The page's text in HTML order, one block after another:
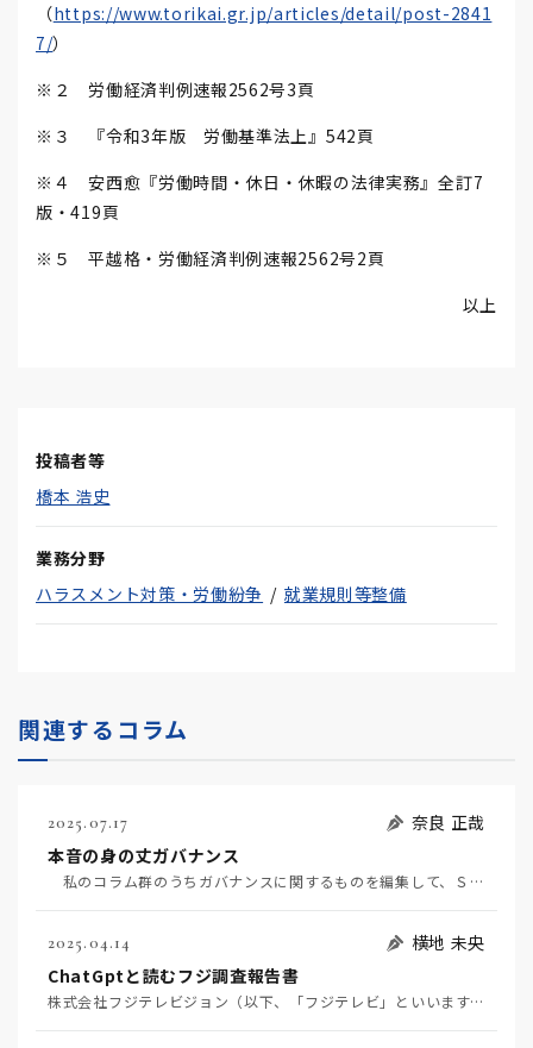
（https://www.torikai.gr.jp/articles/detail/post-2841
7/）
※２ 労働経済判例速報2562号3頁
※３ 『令和3年版 労働基準法上』542頁
※４ 安西愈󠄀『労働時間・休日・休暇の法律実務』全訂7
版・419頁
※５ 平越格・労働経済判例速報2562号2頁
以上
投稿者等
橋本 浩史
業務分野
ハラスメント対策・労働紛争
就業規則等整備
関連するコラム
2025.07.17
奈良 正哉
本音の身の丈ガバナンス
私のコラム群のうちガバナンスに関するものを編集して、ＳＮＳのnote の創作大賞2025ビジネス部…
2025.04.14
横地 未央
ChatGptと読むフジ調査報告書
株式会社フジテレビジョン（以下、「フジテレビ」といいます。）は、２０２３年６月に発生した元タレントの…